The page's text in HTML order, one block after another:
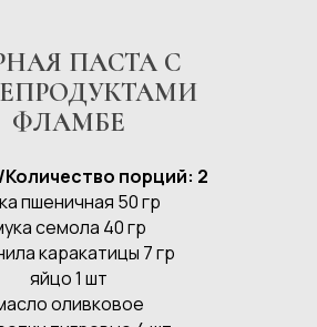
ПАСТА С
ФЛАМБЕ
порций: 2
пшеничная 50 гр
семола 40 гр
каракатицы 7 гр
яйцо 1 шт
оливковое